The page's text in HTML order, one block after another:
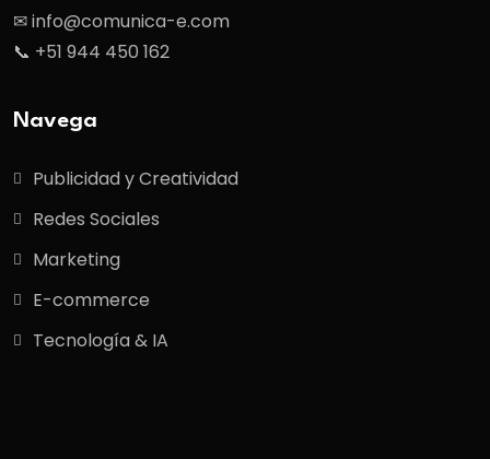
✉ info@comunica-e.com
📞 +51 944 450 162
Navega
Publicidad y Creatividad
Redes Sociales
Marketing
E-commerce
Tecnología & IA